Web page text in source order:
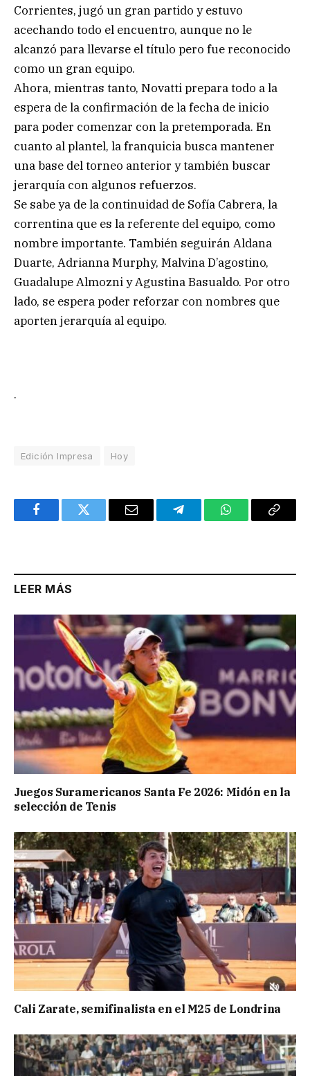
Corrientes, jugó un gran partido y estuvo
acechando todo el encuentro, aunque no le
alcanzó para llevarse el título pero fue reconocido
como un gran equipo.
Ahora, mientras tanto, Novatti prepara todo a la
espera de la confirmación de la fecha de inicio
para poder comenzar con la pretemporada. En
cuanto al plantel, la franquicia busca mantener
una base del torneo anterior y también buscar
jerarquía con algunos refuerzos.
Se sabe ya de la continuidad de Sofía Cabrera, la
correntina que es la referente del equipo, como
nombre importante. También seguirán Aldana
Duarte, Adrianna Murphy, Malvina D’agostino,
Guadalupe Almozni y Agustina Basualdo. Por otro
lado, se espera poder reforzar con nombres que
aporten jerarquía al equipo.
.
Edición Impresa Hoy
FacebookTwitter Email TelegramWhatsAppCopy
LEER MÁS
Juegos Suramericanos Santa Fe 2026: Midón en la
selección de Tenis
Cali Zarate, semifinalista en el M25 de Londrina